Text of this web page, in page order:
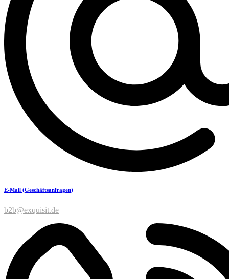
E-Mail (Geschäftsanfragen)
b2b@exquisit.de